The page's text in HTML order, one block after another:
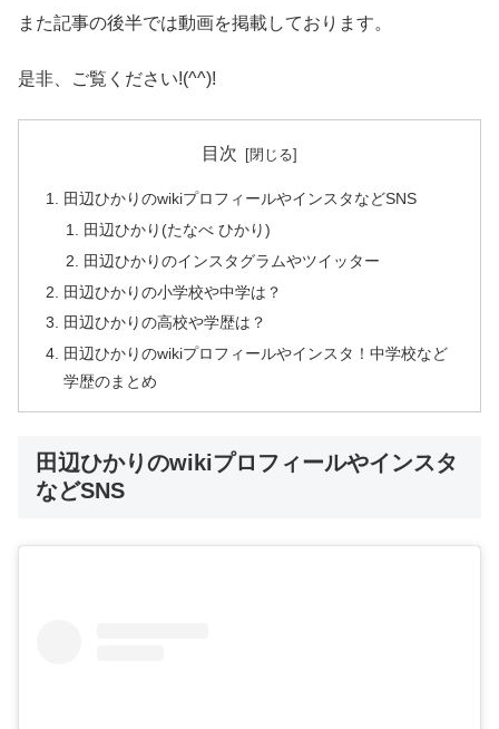
また記事の後半では動画を掲載しております。
是非、ご覧ください!(^^)!
目次
田辺ひかりのwikiプロフィールやインスタなどSNS
田辺ひかり(たなべ ひかり)
田辺ひかりのインスタグラムやツイッター
田辺ひかりの小学校や中学は？
田辺ひかりの高校や学歴は？
田辺ひかりのwikiプロフィールやインスタ！中学校など
学歴のまとめ
田辺ひかりのwikiプロフィールやインスタ
などSNS